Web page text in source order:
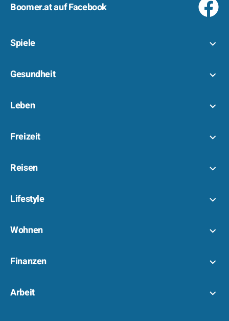
Boomer.at auf Facebook
Spiele
Gesundheit
Leben
Freizeit
Reisen
Lifestyle
Wohnen
Finanzen
Arbeit